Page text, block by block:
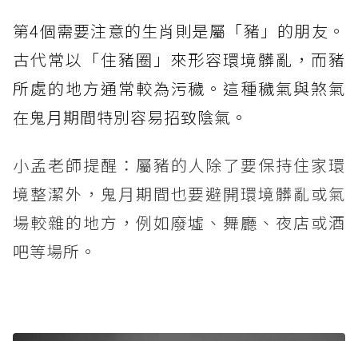
第4個需要注意的生肖則是屬「豬」的朋友。
古代常以「住豬圈」來形容環境髒亂，而豬
所處的地方通常較為污穢。這種穢氣與煞氣
在鬼月期間特別容易招致陰氣。
小孟老師提醒：屬豬的人除了要保持住家環
境整潔外，鬼月期間也要避開環境髒亂或氣
場較雜的地方，例如廢墟、舞廳、夜店或酒
吧等場所。